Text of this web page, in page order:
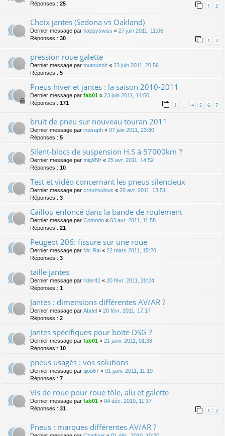
Réponses : 25 1 2
Choix jantes (Sedona vs Oakland)
Dernier message par happyswiss « 27 juin 2011, 11:06
Réponses : 30 1 2
pression roue galette
Dernier message par toutounoir « 23 juin 2011, 20:56
Réponses : 5
Pneus hiver et jantes : la saison 2010-2011
Dernier message par fab01 « 23 juin 2011, 14:50
Réponses : 171 1 … 4 5 6 7
bruit de pneu sur nouveau touran 2011
Dernier message par interaph « 07 juin 2011, 23:30
Réponses : 5
Silent-blocs de suspension H.S à 57000km ?
Dernier message par mig95fr « 25 avr. 2011, 14:52
Réponses : 10
Test et vidéo concernant les pneus silencieux
Dernier message par crouzoulous « 20 avr. 2011, 13:51
Réponses : 3
Caillou enfoncé dans la bande de roulement
Dernier message par Comodo « 03 avr. 2011, 11:58
Réponses : 21
Peugeot 206: fissure sur une roue
Dernier message par Mc Rai « 22 mars 2011, 15:20
Réponses : 3
taille jantes
Dernier message par rider42 « 20 févr. 2011, 20:24
Réponses : 1
Jantes : dimensions différentes AV/AR ?
Dernier message par Abdel « 20 févr. 2011, 17:17
Réponses : 2
Jantes spécifiques pour boite DSG ?
Dernier message par fab01 « 21 janv. 2011, 01:38
Réponses : 10
pneus usagés : vos solutions
Dernier message par tijou67 « 01 janv. 2011, 11:19
Réponses : 7
Vis de roue pour roue tôle, alu et galette
Dernier message par fab01 « 04 déc. 2010, 11:37
Réponses : 31 1 2
Pneus : marques différentes AV/AR ?